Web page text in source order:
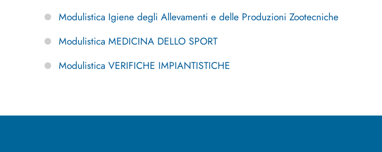
Modulistica Igiene degli Allevamenti e delle Produzioni Zootecniche
Modulistica MEDICINA DELLO SPORT
Modulistica VERIFICHE IMPIANTISTICHE